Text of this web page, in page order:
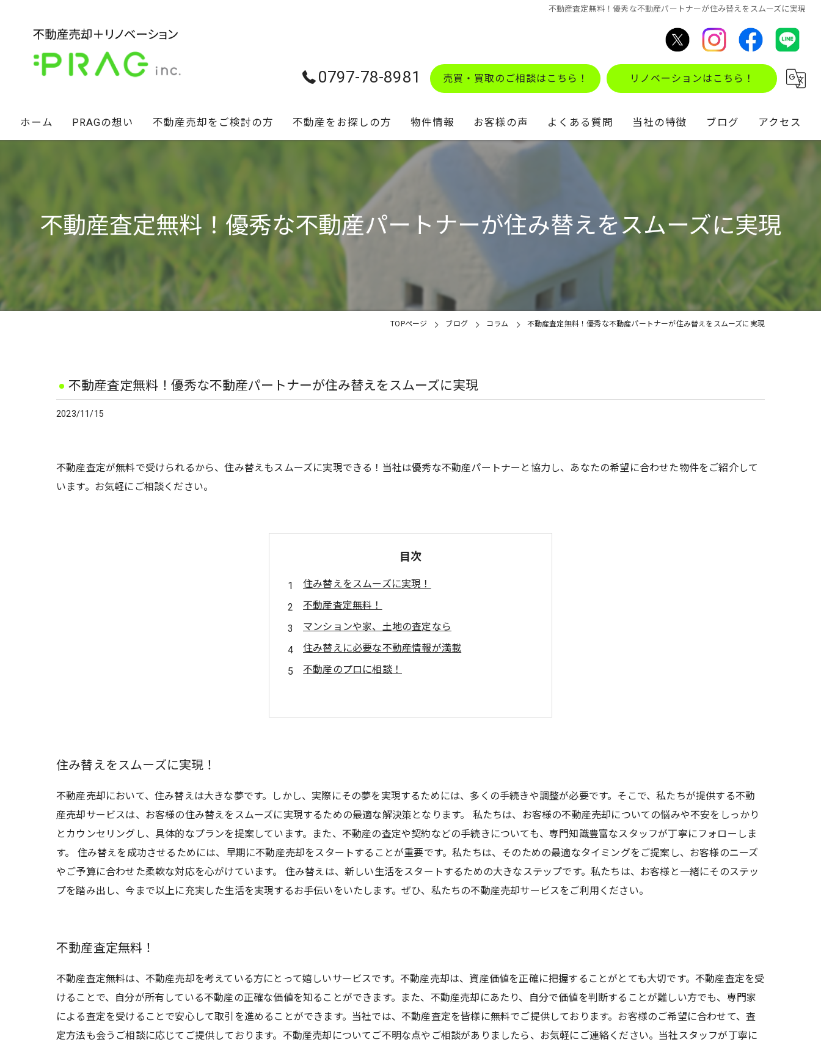
不動産査定無料！優秀な不動産パートナーが住み替えをスムーズに実現
0797-78-8981 売買・買取のご相談はこちら！ リノベーションはこちら！
ホーム PRAGの想い 不動産売却をご検討の方 不動産をお探しの方 物件情報 お客様の声 よくある質問 当社の特徴
仲介
ブログ アクセス
不動産査定無料！優秀な不動産パートナーが住み替えをスムーズに実現
TOPページ ブログ コラム 不動産査定無料！優秀な不動産パートナーが住み替えをスムーズに実現
不動産査定無料！優秀な不動産パートナーが住み替えをスムーズに実現
2023/11/15
不動産査定が無料で受けられるから、住み替えもスムーズに実現できる！当社は優秀な不動産パートナーと協力し、あなたの希望に合わせた物件をご紹介して
います。お気軽にご相談ください。
目次
住み替えをスムーズに実現！
不動産査定無料！
マンションや家、土地の査定なら
住み替えに必要な不動産情報が満載
不動産のプロに相談！
住み替えをスムーズに実現！
不動産売却において、住み替えは大きな夢です。しかし、実際にその夢を実現するためには、多くの手続きや調整が必要です。そこで、私たちが提供する不動
産売却サービスは、お客様の住み替えをスムーズに実現するための最適な解決策となります。 私たちは、お客様の不動産売却についての悩みや不安をしっかり
とカウンセリングし、具体的なプランを提案しています。また、不動産の査定や契約などの手続きについても、専門知識豊富なスタッフが丁寧にフォローしま
す。 住み替えを成功させるためには、早期に不動産売却をスタートすることが重要です。私たちは、そのための最適なタイミングをご提案し、お客様のニーズ
やご予算に合わせた柔軟な対応を心がけています。 住み替えは、新しい生活をスタートするための大きなステップです。私たちは、お客様と一緒にそのステッ
プを踏み出し、今まで以上に充実した生活を実現するお手伝いをいたします。ぜひ、私たちの不動産売却サービスをご利用ください。
不動産査定無料！
不動産査定無料は、不動産売却を考えている方にとって嬉しいサービスです。不動産売却は、資産価値を正確に把握することがとても大切です。不動産査定を受
けることで、自分が所有している不動産の正確な価値を知ることができます。また、不動産売却にあたり、自分で価値を判断することが難しい方でも、専門家
による査定を受けることで安心して取引を進めることができます。当社では、不動産査定を皆様に無料でご提供しております。お客様のご希望に合わせて、査
定方法も会うご相談に応じてご提供しております。不動産売却についてご不明な点やご相談がありましたら、お気軽にご連絡ください。当社スタッフが丁寧に